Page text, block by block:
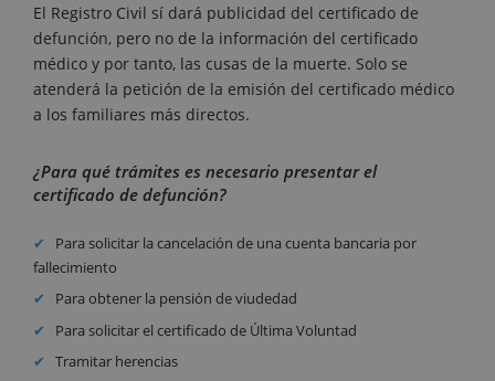
El Registro Civil sí dará publicidad del certificado de
defunción, pero no de la información del certificado
médico y por tanto, las cusas de la muerte. Solo se
atenderá la petición de la emisión del certificado médico
a los familiares más directos.
¿Para qué trámites es necesario presentar el
certificado de defunción?
Para solicitar la cancelación de una cuenta bancaria por
fallecimiento
Para obtener la pensión de viudedad
Para solicitar el certificado de Última Voluntad
Tramitar herencias